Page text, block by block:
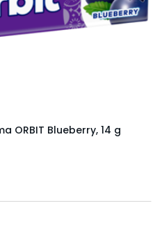
ORBIT Blueberry, 14 g